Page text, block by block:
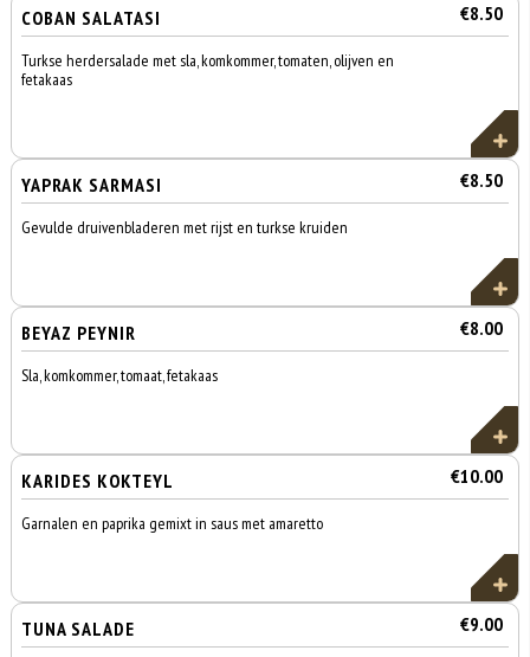
COBAN SALATASI €8.50
Turkse herdersalade met sla, komkommer, tomaten, olijven en
fetakaas
YAPRAK SARMASI €8.50
Gevulde druivenbladeren met rijst en turkse kruiden
BEYAZ PEYNIR €8.00
Sla, komkommer, tomaat, fetakaas
KARIDES KOKTEYL €10.00
Garnalen en paprika gemixt in saus met amaretto
TUNA SALADE €9.00